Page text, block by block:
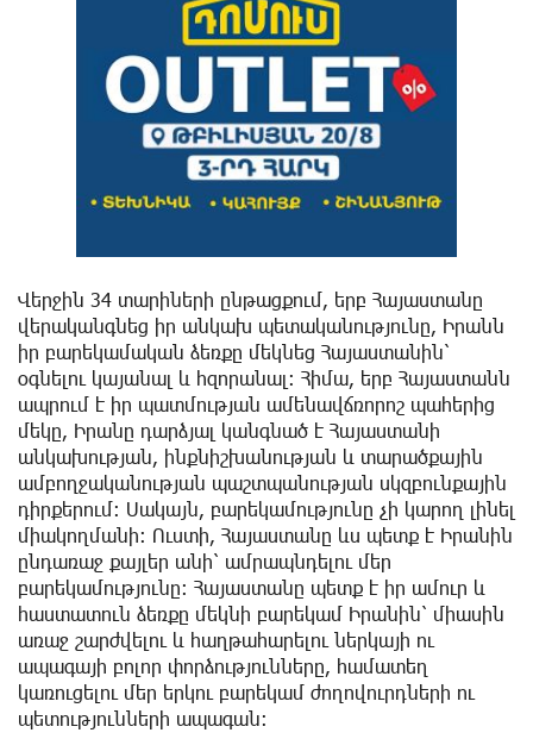
Վերջին 34 տարիների ընթացքում, երբ Հայաստանը
վերականգնեց իր անկախ պետականությունը, Իրանն
իր բարեկամական ձեռքը մեկնեց Հայաստանին՝
օգնելու կայանալ և հզորանալ: Հիմա, երբ Հայաստանն
ապրում է իր պատմության ամենավճռորոշ պահերից
մեկը, Իրանը դարձյալ կանգնած է Հայաստանի
անկախության, ինքնիշխանության և տարածքային
ամբողջականության պաշտպանության սկզբունքային
դիրքերում: Սակայն, բարեկամությունը չի կարող լինել
միակողմանի: Ուստի, Հայաստանը ևս պետք է Իրանին
ընդառաջ քայլեր անի՝ ամրապնդելու մեր
բարեկամությունը: Հայաստանը պետք է իր ամուր և
հաստատուն ձեռքը մեկնի բարեկամ Իրանին՝ միասին
առաջ շարժվելու և հաղթահարելու ներկայի ու
ապագայի բոլոր փորձությունները, համատեղ
կառուցելու մեր երկու բարեկամ ժողովուրդների ու
պետությունների ապագան: